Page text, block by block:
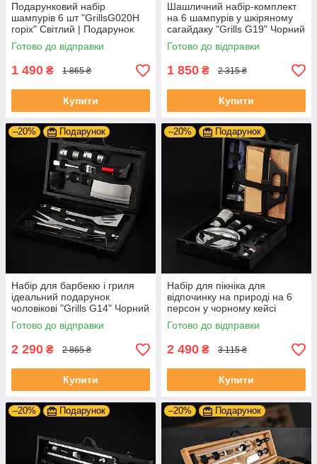
Подарунковий набір
шампурів 6 шт "GrillsG020H
горіх" Світлий | Подарунок
для чоловіка, батька, сина
Готово до відправки
1 490 ₴ 1 865 ₴
Купити
Шашличний набір-комплект
на 6 шампурів у шкіряному
сагайдаку "Grills G19" Чорний
| Гравіювання на замовлення
Готово до відправки
1 850 ₴ 2 315 ₴
Купити
–20% Подарунок
Набір для барбекю і гриля
ідеальний подарунок
чоловікові "Grills G14" Чорний
| 19 предметів + Гравіювання
на замовлення
Готово до відправки
2 290 ₴ 2 865 ₴
Купити
–20% Подарунок
Набір для пікніка для
відпочинку на природі на 6
персон у чорному кейсі
Готово до відправки
2 490 ₴ 3 115 ₴
Купити
–20% Подарунок –20% Подарунок